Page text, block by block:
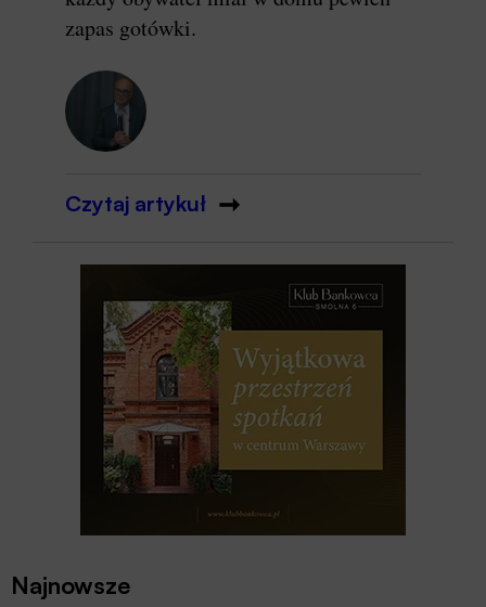
zapas gotówki.
Czytaj artykuł
Najnowsze